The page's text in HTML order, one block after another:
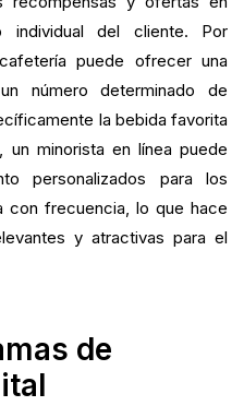
individual del cliente. Por
puede ofrecer una
número determinado de
la bebida favorita
minorista en línea puede
personalizados para los
con frecuencia, lo que hace
y atractivas para el
de